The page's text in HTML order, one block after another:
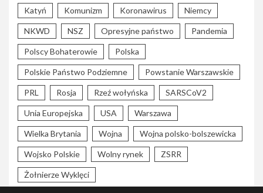
Katyń Komunizm Koronawirus Niemcy
NKWD NSZ Opresyjne państwo Pandemia
Polscy Bohaterowie Polska
Polskie Państwo Podziemne Powstanie Warszawskie
PRL Rosja Rzeź wołyńska SARSCoV2
Unia Europejska USA Warszawa
Wielka Brytania Wojna Wojna polsko-bolszewicka
Wojsko Polskie Wolny rynek ZSRR
Żołnierze Wyklęci